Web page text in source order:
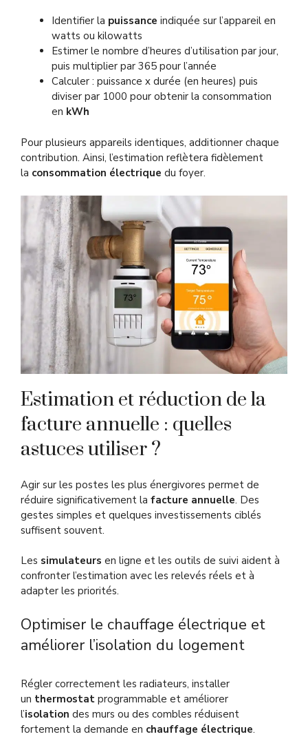
Identifier la puissance indiquée sur l’appareil en
watts ou kilowatts
Estimer le nombre d’heures d’utilisation par jour,
puis multiplier par 365 pour l’année
Calculer : puissance x durée (en heures) puis
diviser par 1000 pour obtenir la consommation
en kWh
Pour plusieurs appareils identiques, additionner chaque
contribution. Ainsi, l’estimation reflètera fidèlement
la consommation électrique du foyer.
Estimation et réduction de la
facture annuelle : quelles
astuces utiliser ?
Agir sur les postes les plus énergivores permet de
réduire significativement la facture annuelle. Des
gestes simples et quelques investissements ciblés
suffisent souvent.
Les simulateurs en ligne et les outils de suivi aident à
confronter l’estimation avec les relevés réels et à
adapter les priorités.
Optimiser le chauffage électrique et
améliorer l’isolation du logement
Régler correctement les radiateurs, installer
un thermostat programmable et améliorer
l’isolation des murs ou des combles réduisent
fortement la demande en chauffage électrique.